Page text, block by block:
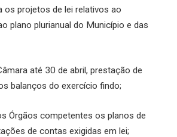
os projetos de lei relativos ao
plano plurianual do Município e das
até 30 de abril, prestação de
balanços do exercício findo;
Órgãos competentes os planos de
de contas exigidas em lei;